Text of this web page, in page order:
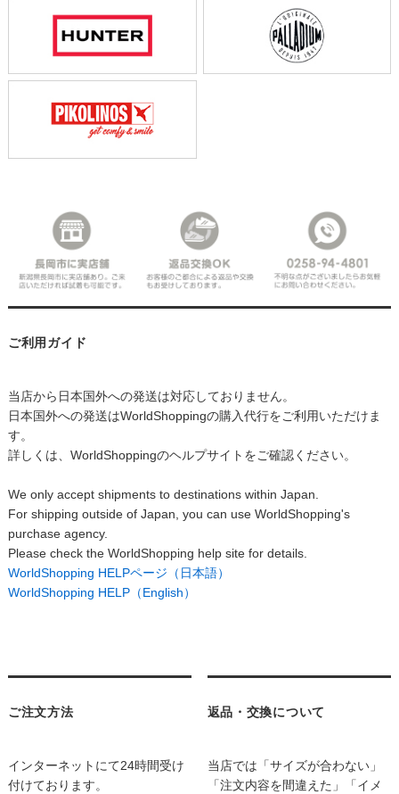
ご利用ガイド
当店から日本国外への発送は対応しておりません。
日本国外への発送はWorldShoppingの購入代行をご利用いただけま
す。
詳しくは、WorldShoppingのヘルプサイトをご確認ください。
We only accept shipments to destinations within Japan.
For shipping outside of Japan, you can use WorldShopping's
purchase agency.
Please check the WorldShopping help site for details.
WorldShopping HELPページ（日本語）
WorldShopping HELP（English）
ご注文方法
インターネットにて24時間受け
付けております。
返品・交換について
当店では「サイズが合わない」
「注文内容を間違えた」「イメ